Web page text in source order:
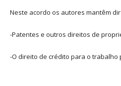
Neste acordo os autores mantêm
-Patentes e outros direitos de
-O direito de crédito para o trabalho